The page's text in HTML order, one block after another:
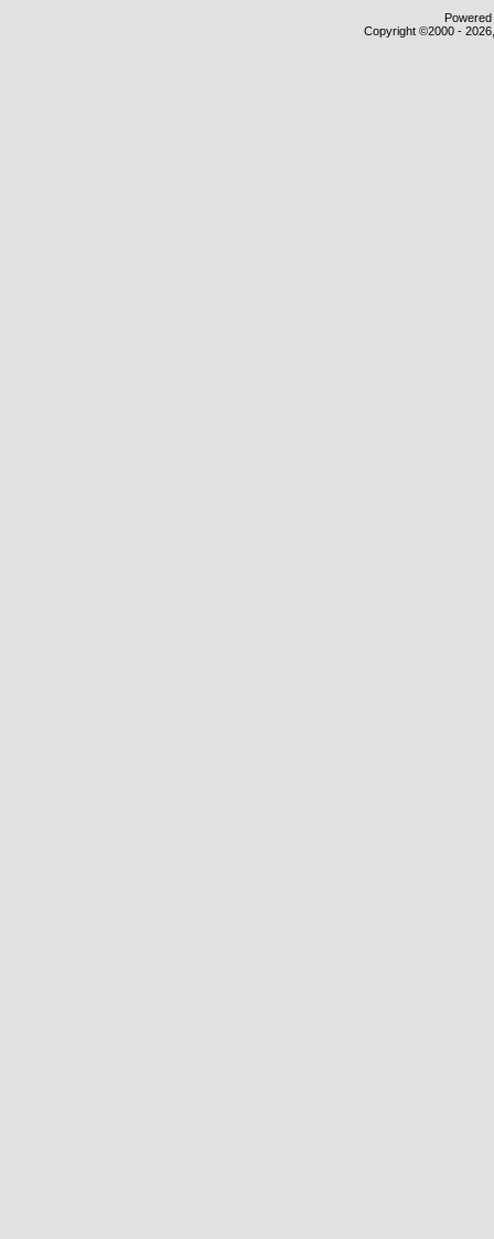
Copyright ©2000 -